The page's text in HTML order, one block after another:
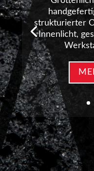
strukturierter
Innenlicht,